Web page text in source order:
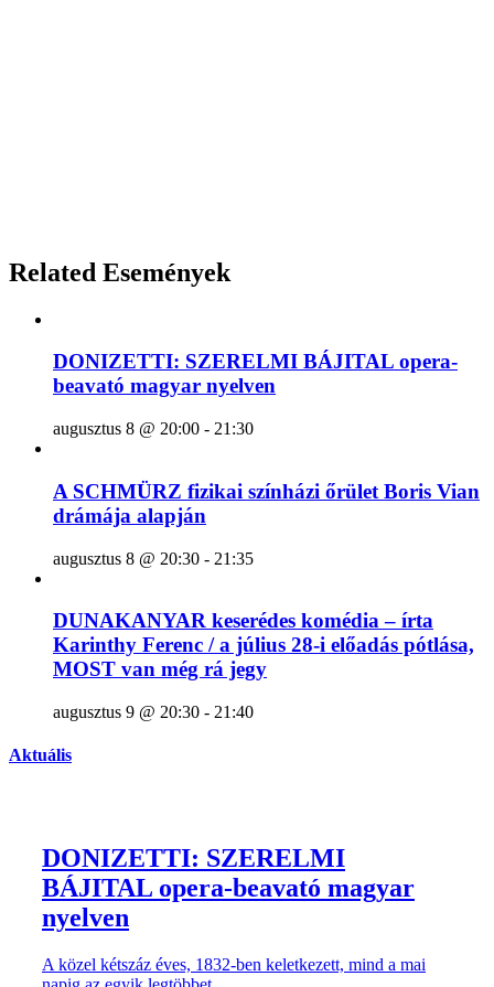
Related Események
DONIZETTI: SZERELMI BÁJITAL opera-
beavató magyar nyelven
augusztus 8 @ 20:00 - 21:30
A SCHMÜRZ fizikai színházi őrület Boris Vian
drámája alapján
augusztus 8 @ 20:30 - 21:35
DUNAKANYAR keserédes komédia – írta
Karinthy Ferenc / a július 28-i előadás pótlása,
MOST van még rá jegy
augusztus 9 @ 20:30 - 21:40
Aktuális
DONIZETTI: SZERELMI
BÁJITAL opera-beavató magyar
nyelven
A közel kétszáz éves, 1832-ben keletkezett, mind a mai